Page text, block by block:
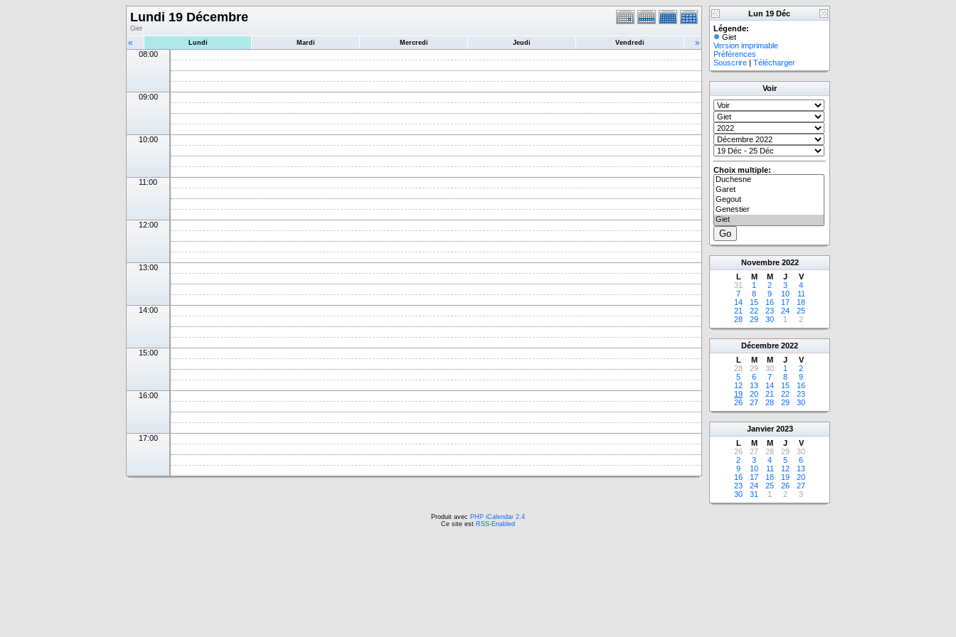
Lundi 19 Décembre
Giet
« Lundi Mardi Mercredi Jeudi Vendredi »
08:00
09:00
10:00
11:00
12:00
13:00
14:00
15:00
16:00
17:00
Lun 19 Déc
Légende:
Giet
Version imprimable
Préférences
Souscrire | Télécharger
Voir
Choix multiple:
Novembre 2022
L
M M J
V
31
1 2 3
4
7
8 9 10
11
14
15 16 17
18
21
22 23 24
25
28
29 30 1 2
Décembre 2022
L
M M J
V
28
29 30 1
2
5
6 7 8
9
12
13 14 15
16
19
20 21 22
23
26
27 28 29 30
Janvier 2023
L
M M J
V
26
27 28 29
30
2
3 4 5
6
9
10 11 12
13
16
17 18 19
20
23
24 25 26
27
30
31 1 2 3
Produit avec PHP iCalendar 2.4
Ce site est RSS-Enabled